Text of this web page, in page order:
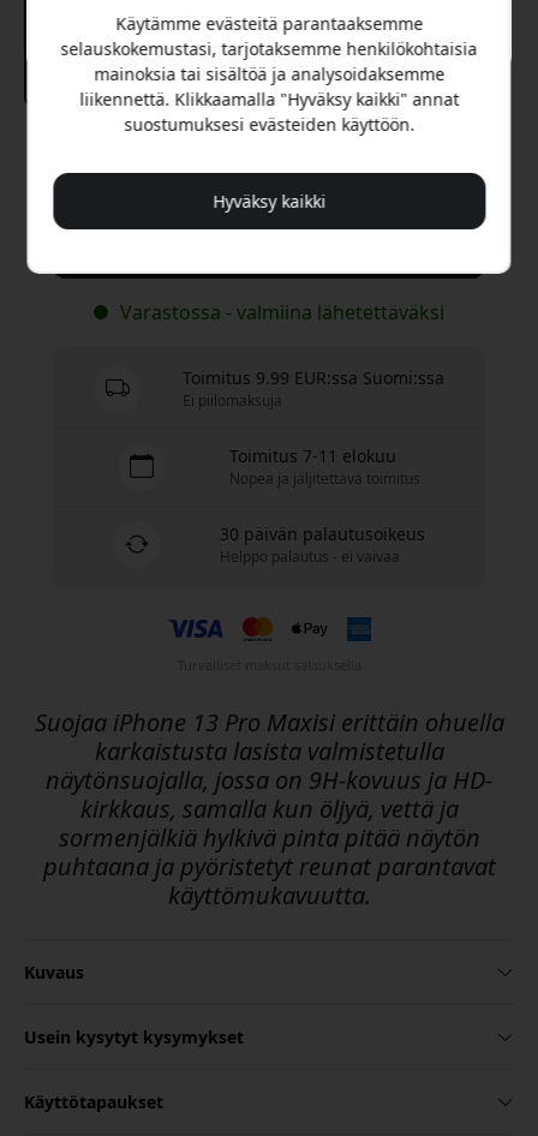
19.99 EUR
Varastossa - valmiina lähetettäväksi
Toimitus 9.99 EUR:ssa Suomi:ssa
Ei piilomaksuja
Toimitus 7-11 elokuu
Nopea ja jäljitettävä toimitus
30 päivän palautusoikeus
Helppo palautus - ei vaivaa
Suojaa iPhone 13 Pro Maxisi erittäin ohuella
karkaistusta lasista valmistetulla
näytönsuojalla, jossa on 9H-kovuus ja HD-
kirkkaus, samalla kun öljyä, vettä ja
sormenjälkiä hylkivä pinta pitää näytön
puhtaana ja pyöristetyt reunat parantavat
käyttömukavuutta.
Kuvaus
Usein kysytyt kysymykset
Käyttötapaukset
Käytämme evästeitä parantaaksemme
selauskokemustasi, tarjotaksemme henkilökohtaisia
mainoksia tai sisältöä ja analysoidaksemme
liikennettä. Klikkaamalla "Hyväksy kaikki" annat
suostumuksesi evästeiden käyttöön.
Hyväksy kaikki